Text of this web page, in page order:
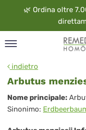
🌿 Ordina oltre
indietro
Arbutus
Arbutus
menziesii
Nome principale:
Sinonimo: